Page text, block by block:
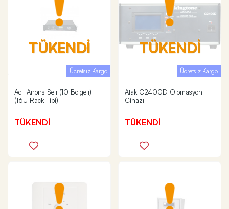
TÜKENDİ
Ücretsiz Kargo
Acil Anons Seti (10 Bölgeli)
(16U Rack Tipi)
TÜKENDİ
TÜKENDİ
Ücretsiz Kargo
Atak C2400D Otomasyon
Cihazı
TÜKENDİ